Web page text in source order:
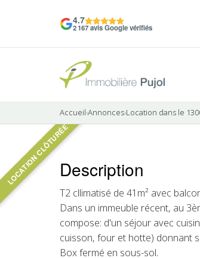
4.7
2 167 avis Google vérifiés
Accueil›Annonces›Location dans le
LOCATION CLÔTURÉE LOUÉ
Description
T2 cllimatisé de 41m² avec
Dans un immeuble récent, au
compose: d'un séjour avec
cuisson, four et hotte) donnant
Box fermé en sous-sol.